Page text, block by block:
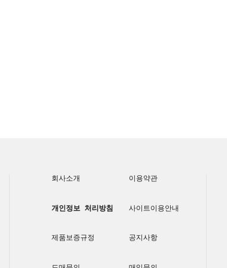
회사소개 이용약관
개인정보 처리방침 사이트이용안내
제품보증규정 공지사항